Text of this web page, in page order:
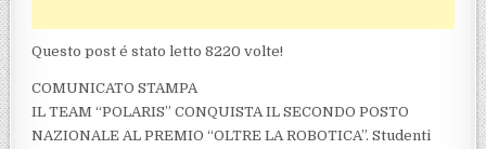
Questo post é stato letto 8220 volte!
COMUNICATO STAMPA
IL TEAM “POLARIS” CONQUISTA IL SECONDO POSTO
NAZIONALE AL PREMIO “OLTRE LA ROBOTICA”. Studenti